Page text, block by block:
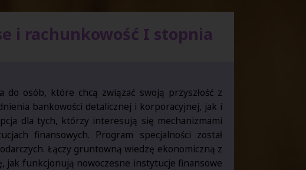
i rachunkowość I stopnia
do osób, które chcą związać swoją przyszłość z
bankowości detalicznej i korporacyjnej, jak i
dla tych, którzy interesują się mechanizmami
finansowych. Program specjalności został
Łączy gruntowną wiedzę ekonomiczną z
jak funkcjonują nowoczesne instytucje finansowe